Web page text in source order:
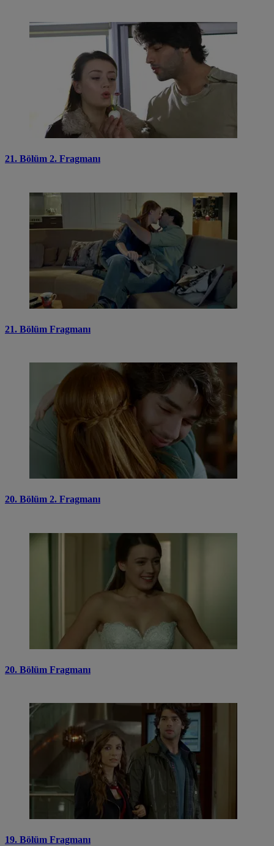
21. Bölüm 2. Fragmanı
21. Bölüm Fragmanı
20. Bölüm 2. Fragmanı
20. Bölüm Fragmanı
19. Bölüm Fragmanı